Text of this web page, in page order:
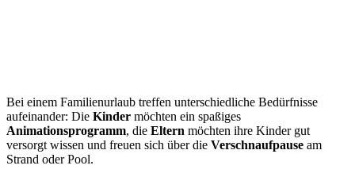
Bei einem Familienurlaub treffen unterschiedliche Bedürfnisse
aufeinander: Die Kinder möchten ein spaßiges
Animationsprogramm, die Eltern möchten ihre Kinder gut
versorgt wissen und freuen sich über die Verschnaufpause am
Strand oder Pool.